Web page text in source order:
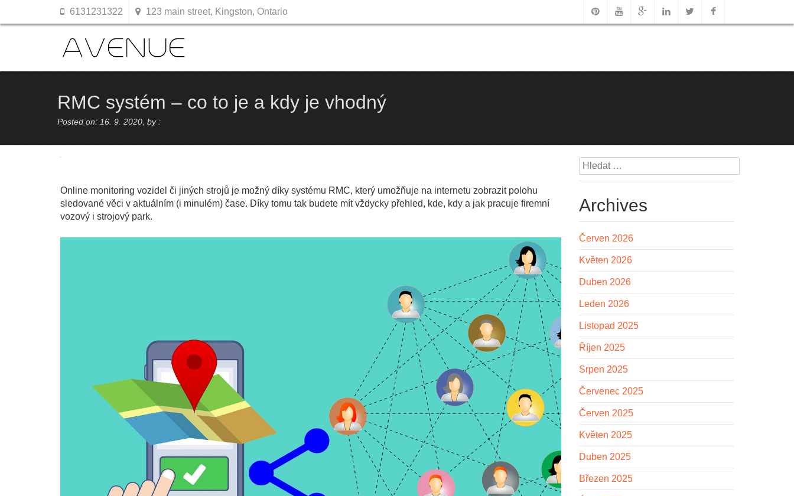
6131231322 123 main street, Kingston, Ontario
Skip
RMC systém – co to je a kdy je vhodný
Posted on: 16. 9. 2020, by :
Online monitoring vozidel či jiných strojů je možný díky systému RMC, který umožňuje na internetu zobrazit polohu
sledované věci v aktuálním (i minulém) čase. Díky tomu tak budete mít vždycky přehled, kde, kdy a jak pracuje firemní
vozový i strojový park.
Vyhledávání
Archives
Červen 2026
Květen 2026
Duben 2026
Leden 2026
Listopad 2025
Říjen 2025
Srpen 2025
Červenec 2025
Červen 2025
Květen 2025
Duben 2025
Březen 2025